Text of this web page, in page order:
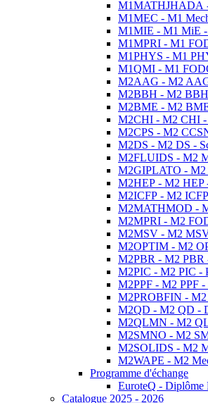
M1MATHJHADA -
M1MEC - M1
M1MIE - M1 MiE -
M1MPRI - M1
M1PHYS - M1
M1QMI - M1
M2AAG - M2 AAG
M2BBH - M2 BBH
M2BME - M2
M2CHI - M2 CHI -
M2CPS - M2
M2DS - M2 DS -
M2FLUIDS - M2
M2GIPLATO - M2
M2HEP - M2 HEP
M2ICFP - M2 ICFP
M2MATHMOD -
M2MPRI - M2
M2MSV - M2 MSV
M2OPTIM - M2
M2PBR - M2 PBR
M2PIC - M2 PIC -
M2PPF - M2 PPF -
M2PROBFIN - M2
M2QD - M2 QD -
M2QLMN - M2
M2SMNO - M2
M2SOLIDS - M2
M2WAPE - M2
Programme d'échange
EuroteQ - Diplôme
Catalogue 2025 - 2026